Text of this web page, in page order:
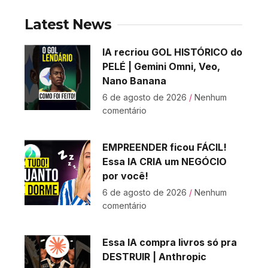
Latest News
IA recriou GOL HISTÓRICO do
PELÉ | Gemini Omni, Veo,
Nano Banana
6 de agosto de 2026 Nenhum
comentário
EMPREENDER ficou FÁCIL!
Essa IA CRIA um NEGÓCIO
por você!
6 de agosto de 2026 Nenhum
comentário
Essa IA compra livros só pra
DESTRUIR | Anthropic